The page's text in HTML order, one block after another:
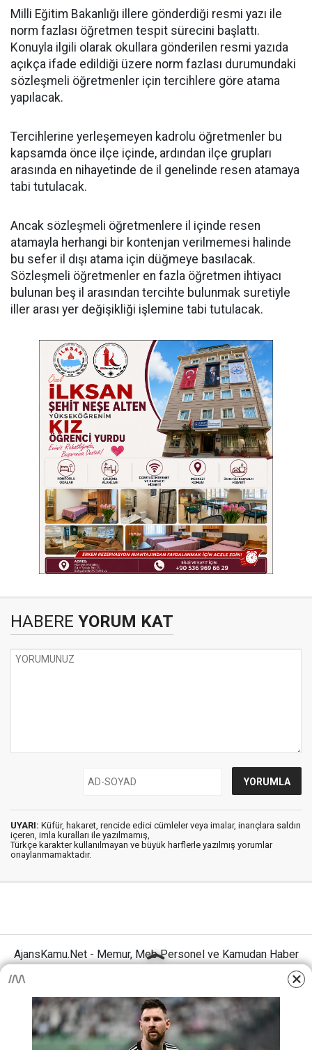
Milli Eğitim Bakanlığı illere gönderdiği resmi yazı ile
norm fazlası öğretmen tespit sürecini başlattı.
Konuyla ilgili olarak okullara gönderilen resmi yazıda
açıkça ifade edildiği üzere norm fazlası durumundaki
sözleşmeli öğretmenler için tercihlere göre atama
yapılacak.
Tercihlerine yerleşemeyen kadrolu öğretmenler bu
kapsamda önce ilçe içinde, ardından ilçe grupları
arasında en nihayetinde de il genelinde resen atamaya
tabi tutulacak.
Ancak sözleşmeli öğretmenlere il içinde resen
atamayla herhangi bir kontenjan verilmemesi halinde
bu sefer il dışı atama için düğmeye basılacak.
Sözleşmeli öğretmenler en fazla öğretmen ihtiyacı
bulunan beş il arasından tercihte bulunmak suretiyle
iller arası yer değişikliği işlemine tabi tutulacak.
HABERE YORUM KAT
UYARI: Küfür, hakaret, rencide edici cümleler veya imalar, inançlara saldırı
içeren, imla kuralları ile yazılmamış,
Türkçe karakter kullanılmayan ve büyük harflerle yazılmış yorumlar
onaylanmamaktadır.
AjansKamu.Net - Memur, Meb Personel ve Kamudan Haber
Anasayfa Künye İletişim
Gizlilik İlkeleri
Sitene Ekle
MEB Personel – Öğretmen Haberleri